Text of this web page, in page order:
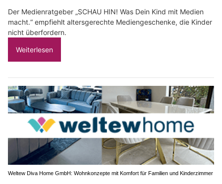
Der Medienratgeber „SCHAU HIN! Was Dein Kind mit Medien
macht.“ empfiehlt altersgerechte Mediengeschenke, die Kinder
nicht überfordern.
Weiterlesen
Weltew Diva Home GmbH: Wohnkonzepte mit Komfort für Familien und Kinderzimmer